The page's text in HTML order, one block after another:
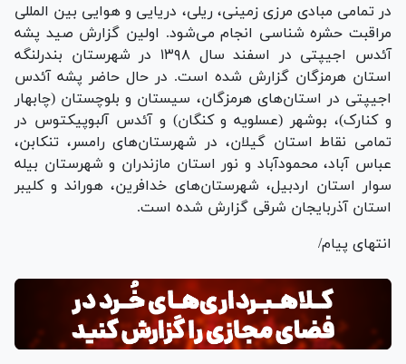
در تمامی مبادی مرزی زمینی، ریلی، دریایی و هوایی بین المللی
مراقبت حشره شناسی انجام می‌شود. اولین گزارش صید پشه
آئدس اجیپتی در اسفند سال ۱۳۹۸ در شهرستان بندرلنگه
استان هرمزگان گزارش شده است. در حال حاضر پشه آئدس
اجیپتی در استان‌های هرمزگان، سیستان و بلوچستان (چابهار
و کنارک)، بوشهر (عسلویه و کنگان) و آئدس آلبوپیکتوس در
تمامی نقاط استان گیلان، در شهرستان‌های رامسر، تنکابن،
عباس آباد، محمودآباد و نور استان مازندران و شهرستان بیله
سوار استان اردبیل، شهرستان‌های خدافرین، هوراند و کلیبر
استان آذربایجان شرقی گزارش شده است.
انتهای پیام/